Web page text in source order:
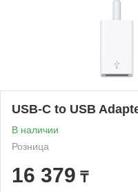
USB-C to USB
В наличии
Розница
16 379 ₸